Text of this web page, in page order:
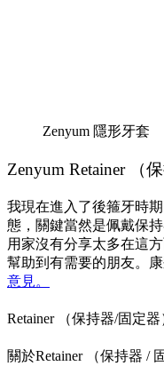
Zenyum 隱形牙套
Zenyum Retainer （
我現在進入了後箍牙時
態，關鍵當然是佩戴保持
用家沒有分享太多在這
幫助到有需要的朋友。康
意見。
Retainer （保持器/固定
關於Retainer （保持器 /